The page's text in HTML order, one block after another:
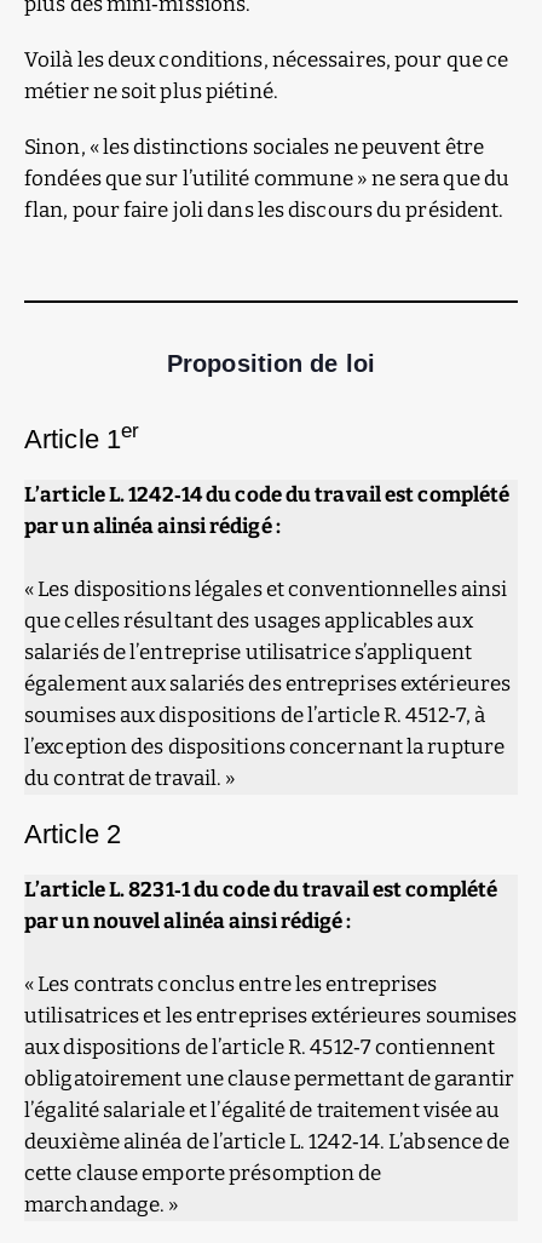
Voilà les deux conditions, nécessaires, pour que ce
métier ne soit plus piétiné.
Sinon, « les distinctions sociales ne peuvent être
fondées que sur l’utilité commune » ne sera que du
flan, pour faire joli dans les discours du président.
Proposition de loi
Article 1er
L’article L. 1242‑14 du code du travail est complété
par un alinéa ainsi rédigé :
« Les dispositions légales et conventionnelles ainsi
que celles résultant des usages applicables aux
salariés de l’entreprise utilisatrice s’appliquent
également aux salariés des entreprises extérieures
soumises aux dispositions de l’article R. 4512‑7, à
l’exception des dispositions concernant la rupture
du contrat de travail. »
Article 2
L’article L. 8231‑1 du code du travail est complété
par un nouvel alinéa ainsi rédigé :
« Les contrats conclus entre les entreprises
utilisatrices et les entreprises extérieures soumises
aux dispositions de l’article R. 4512‑7 contiennent
obligatoirement une clause permettant de garantir
l’égalité salariale et l’égalité de traitement visée au
deuxième alinéa de l’article L. 1242‑14. L’absence de
cette clause emporte présomption de
marchandage. »